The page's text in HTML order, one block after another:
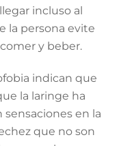
incluso al
la persona evite
y beber.
indican que
la laringe ha
en la
que no son